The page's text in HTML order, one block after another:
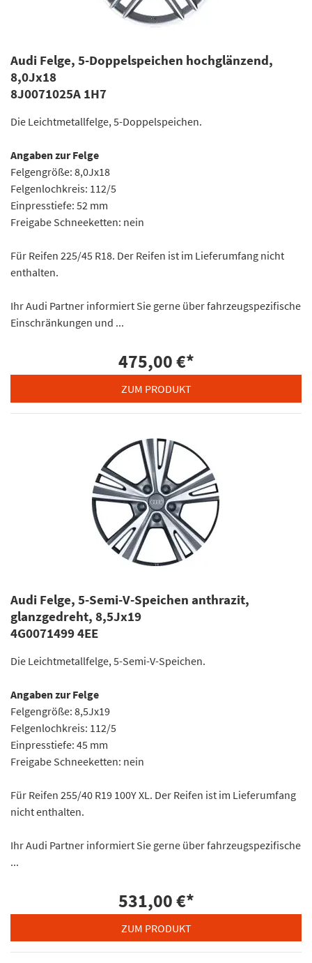
Audi Felge, 5-Doppelspeichen hochglänzend,
8,0Jx18
8J0071025A 1H7
Die Leichtmetallfelge, 5-Doppelspeichen.
Angaben zur Felge
Felgengröße: 8,0Jx18
Felgenlochkreis: 112/5
Einpresstiefe: 52 mm
Freigabe Schneeketten: nein
Für Reifen 225/45 R18. Der Reifen ist im Lieferumfang nicht
enthalten.
Ihr Audi Partner informiert Sie gerne über fahrzeugspezifische
Einschränkungen und ...
475,00 €*
ZUM PRODUKT
Audi Felge, 5-Semi-V-Speichen anthrazit,
glanzgedreht, 8,5Jx19
4G0071499 4EE
Die Leichtmetallfelge, 5-Semi-V-Speichen.
Angaben zur Felge
Felgengröße: 8,5Jx19
Felgenlochkreis: 112/5
Einpresstiefe: 45 mm
Freigabe Schneeketten: nein
Für Reifen 255/40 R19 100Y XL. Der Reifen ist im Lieferumfang
nicht enthalten.
Ihr Audi Partner informiert Sie gerne über fahrzeugspezifische
...
531,00 €*
ZUM PRODUKT